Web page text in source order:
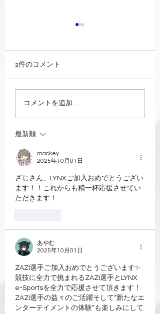
【新メンバー加入のお
2件のコメント
コメントを追加…
最新順
mackey
2025年10月01日
ざじさん、LYNXご加入おめでとうござい
ます！！これからも精一杯応援させてい
ただきます！
あやむ
2025年10月01日
ZAZI選手ご加入おめでとうございます✨
競技に全力で挑まれるZAZI選手とLYNX
e-Sportsを全力で応援させて頂きます！
ZAZI選手の益々のご活躍そして“新たなエ
ンターテイメントの体験”も楽しみにして